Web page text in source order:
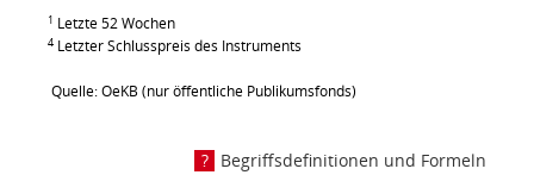
1 Letzte 52 Wochen
4 Letzter Schlusspreis des Instruments
Quelle: OeKB (nur öffentliche Publikumsfonds)
Begriffsdefinitionen und Formeln